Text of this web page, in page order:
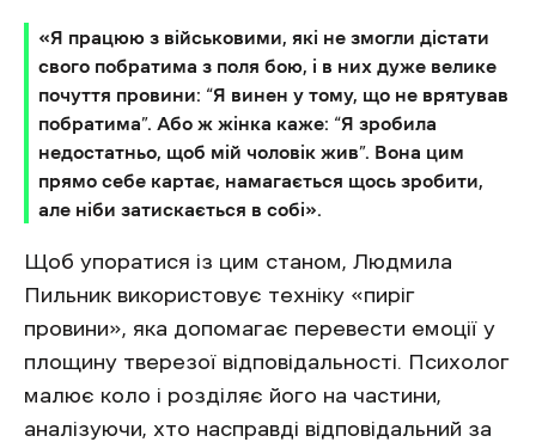
«Я працюю з військовими, які не змогли дістати
свого побратима з поля бою, і в них дуже велике
почуття провини: “Я винен у тому, що не врятував
побратима”. Або ж жінка каже: “Я зробила
недостатньо, щоб мій чоловік жив”. Вона цим
прямо себе картає, намагається щось зробити,
але ніби затискається в собі».
Щоб упоратися із цим станом, Людмила
Пильник використовує техніку «пиріг
провини», яка допомагає перевести емоції у
площину тверезої відповідальності. Психолог
малює коло і розділяє його на частини,
аналізуючи, хто насправді відповідальний за